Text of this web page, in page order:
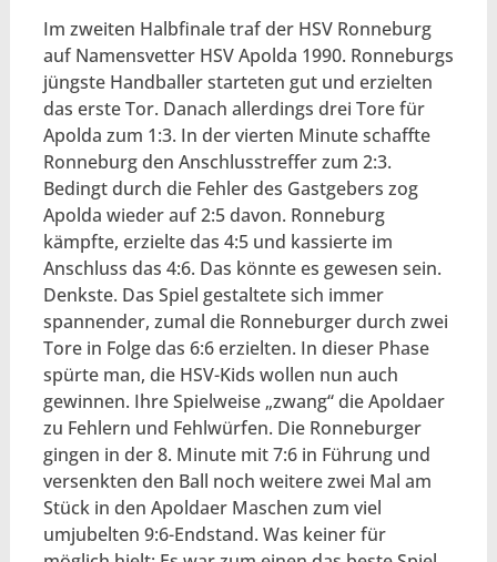
Im zweiten Halbfinale traf der HSV Ronneburg
auf Namensvetter HSV Apolda 1990. Ronneburgs
jüngste Handballer starteten gut und erzielten
das erste Tor. Danach allerdings drei Tore für
Apolda zum 1:3. In der vierten Minute schaffte
Ronneburg den Anschlusstreffer zum 2:3.
Bedingt durch die Fehler des Gastgebers zog
Apolda wieder auf 2:5 davon. Ronneburg
kämpfte, erzielte das 4:5 und kassierte im
Anschluss das 4:6. Das könnte es gewesen sein.
Denkste. Das Spiel gestaltete sich immer
spannender, zumal die Ronneburger durch zwei
Tore in Folge das 6:6 erzielten. In dieser Phase
spürte man, die HSV-Kids wollen nun auch
gewinnen. Ihre Spielweise „zwang“ die Apoldaer
zu Fehlern und Fehlwürfen. Die Ronneburger
gingen in der 8. Minute mit 7:6 in Führung und
versenkten den Ball noch weitere zwei Mal am
Stück in den Apoldaer Maschen zum viel
umjubelten 9:6-Endstand. Was keiner für